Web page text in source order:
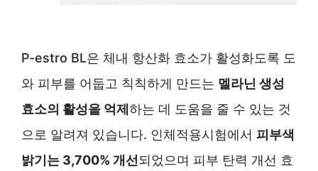
P-estro BL은 체내 항산화 효소가 활성화도록 도
와 피부를 어둡고 칙칙하게 만드는 멜라닌 생성
효소의 활성을 억제 하는 데 도움을 줄 수 있는 것
으로 알려져 있습니다. 인체적용시험에서 피부색
밝기는 3,700% 개선 되었으며 피부 탄력 개선 효